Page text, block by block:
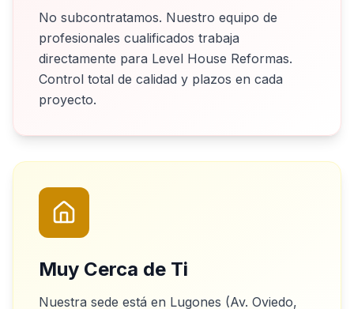
No subcontratamos. Nuestro equipo de
profesionales cualificados trabaja
directamente para Level House Reformas.
Control total de calidad y plazos en cada
proyecto.
Muy Cerca de Ti
Nuestra sede está en Lugones (Av. Oviedo,